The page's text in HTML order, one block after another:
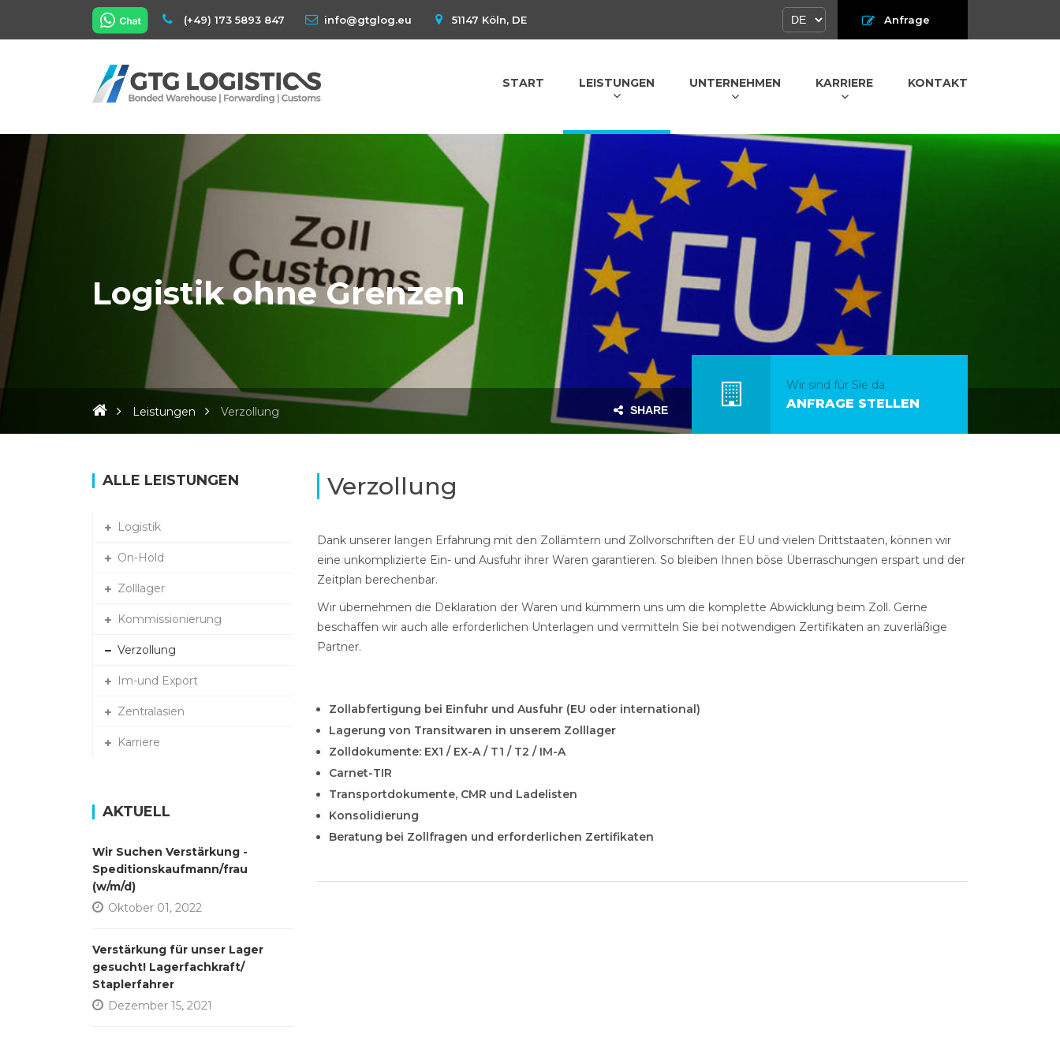
(+49) 173 5893 847 info@gtglog.eu 51147 Köln, DE Anfrage
START LEISTUNGEN UNTERNEHMEN KARRIERE KONTAKT
Logistik ohne Grenzen
Leistungen Verzollung SHARE
Wir sind für Sie da
ANFRAGE STELLEN
Verzollung
Dank unserer langen Erfahrung mit den Zollämtern und Zollvorschriften der EU und vielen Drittstaaten, können wir
eine unkomplizierte Ein- und Ausfuhr ihrer Waren garantieren. So bleiben Ihnen böse Überraschungen erspart und der
Zeitplan berechenbar.
Wir übernehmen die Deklaration der Waren und kümmern uns um die komplette Abwicklung beim Zoll. Gerne
beschaffen wir auch alle erforderlichen Unterlagen und vermitteln Sie bei notwendigen Zertifikaten an zuverläßige
Partner.
Zollabfertigung bei Einfuhr und Ausfuhr (EU oder international)
Lagerung von Transitwaren in unserem Zolllager
Zolldokumente: EX1 / EX-A / T1 / T2 / IM-A
Carnet-TIR
Transportdokumente, CMR und Ladelisten
Konsolidierung
Beratung bei Zollfragen und erforderlichen Zertifikaten
ALLE LEISTUNGEN
Logistik
On-Hold
Zolllager
Kommissionierung
Verzollung
Im-und Export
Zentralasien
Karriere
AKTUELL
Wir Suchen Verstärkung -
Speditionskaufmann/frau
(w/m/d)
Oktober 01, 2022
Verstärkung für unser Lager
gesucht! Lagerfachkraft/
Staplerfahrer
Dezember 15, 2021